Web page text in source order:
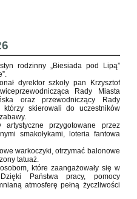
rodzinny „Biesiada pod Lipą”
dyrektor szkoły pan Krzysztof
Rady Miasta
oraz przewodniczący Rady
którzy skierowali do uczestników
artystyczne przygotowane przez
smakołykami, loteria fantowa
warkoczyki, otrzymać balonowe
tatuaż.
które zaangażowały się w
Państwa pracy, pomocy
atmosferę pełną życzliwości